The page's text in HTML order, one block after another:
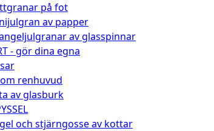
på fot
av papper
av glasspinnar
- gör dina egna
renhuvud
av glasburk
och stjärngosse av kottar